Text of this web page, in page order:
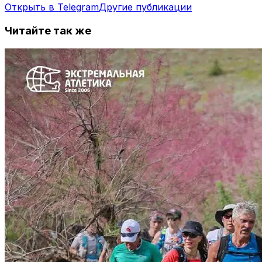
Открыть в TelegramДругие публикации
Читайте так же